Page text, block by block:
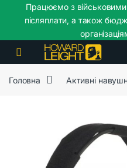
Skip to navigation
Skip to content
Головна Активні
Працюємо з
післяплати, а також